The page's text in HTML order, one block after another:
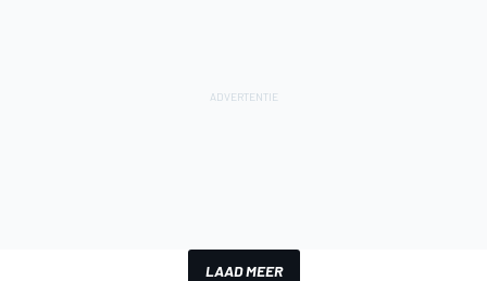
LAAD MEER